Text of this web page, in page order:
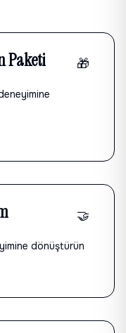
Paketi 🎁
🤝
dönüştürün